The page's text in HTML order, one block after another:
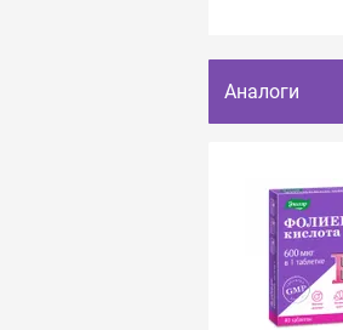
Аналоги